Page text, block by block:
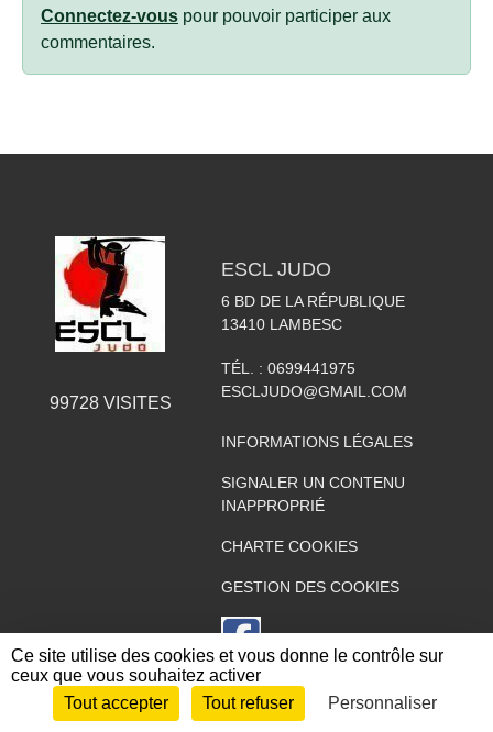
Connectez-vous pour pouvoir participer aux
commentaires.
99728VISITES
ESCL JUDO
6 BD DE LA RÉPUBLIQUE
13410 LAMBESC
TÉL. : 0699441975
ESCLJUDO@GMAIL.COM
INFORMATIONS LÉGALES
SIGNALER UN CONTENU
INAPPROPRIÉ
CHARTE COOKIES
GESTION DES COOKIES
NOUS CONTACTER
Envie de participer ? CONNEXION
Ce site utilise des cookies et vous donne le contrôle sur
ceux que vous souhaitez activer
Tout accepter
Tout refuser Personnaliser